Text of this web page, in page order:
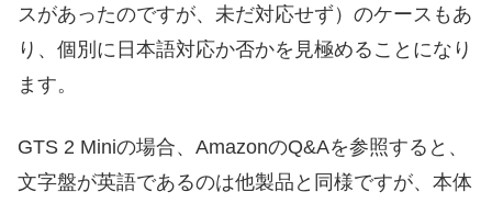
スがあったのですが、未だ対応せず）のケースもあ
り、個別に日本語対応か否かを見極めることになり
ます。
GTS 2 Miniの場合、AmazonのQ&Aを参照すると、
文字盤が英語であるのは他製品と同様ですが、本体